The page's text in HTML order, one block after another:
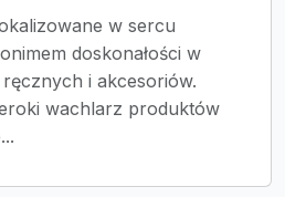
w sercu
doskonałości w
i akcesoriów.
wachlarz produktów